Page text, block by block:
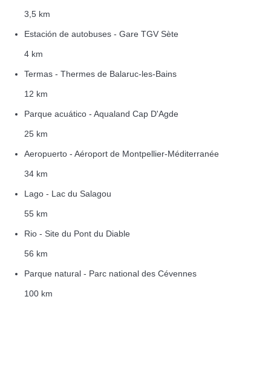
3,5 km
Estación de autobuses - Gare TGV Sète
4 km
Termas - Thermes de Balaruc-les-Bains
12 km
Parque acuático - Aqualand Cap D'Agde
25 km
Aeropuerto - Aéroport de Montpellier-Méditerranée
34 km
Lago - Lac du Salagou
55 km
Rio - Site du Pont du Diable
56 km
Parque natural - Parc national des Cévennes
100 km